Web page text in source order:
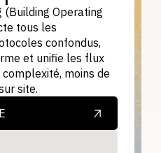
(Building Operating
tous les
confondus,
et unifie les flux
moins de
site.